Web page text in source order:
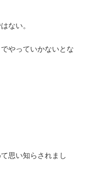
ない。
やっていかないとな
思い知らされまし